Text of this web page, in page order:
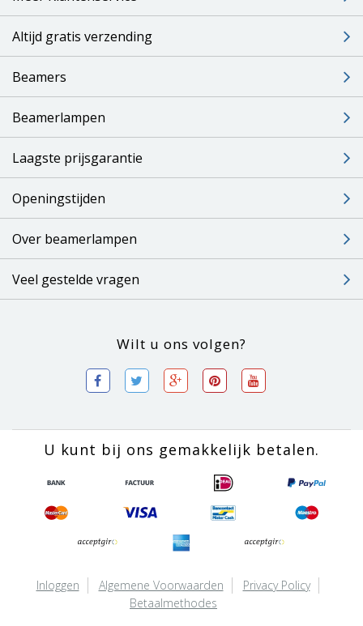
Altijd gratis verzending
Beamers
Beamerlampen
Laagste prijsgarantie
Openingstijden
Over beamerlampen
Veel gestelde vragen
Wilt u ons volgen?
U kunt bij ons gemakkelijk betalen.
Inloggen Algemene Voorwaarden
Privacy Policy
Betaalmethodes